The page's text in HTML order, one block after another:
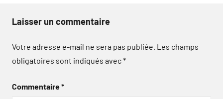
Laisser un commentaire
Votre adresse e-mail ne sera pas publiée. Les champs
obligatoires sont indiqués avec*
Commentaire*